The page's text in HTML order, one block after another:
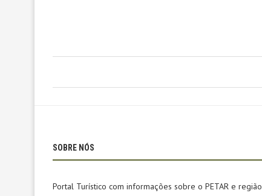
SOBRE NÓS
Portal Turístico com informações sobre o PETAR e região